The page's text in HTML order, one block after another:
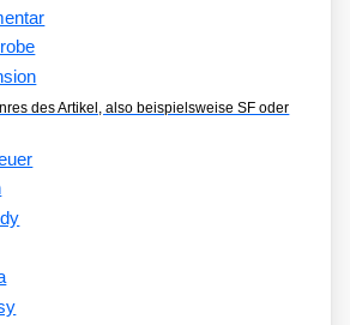
des Artikel, also beispielsweise SF oder